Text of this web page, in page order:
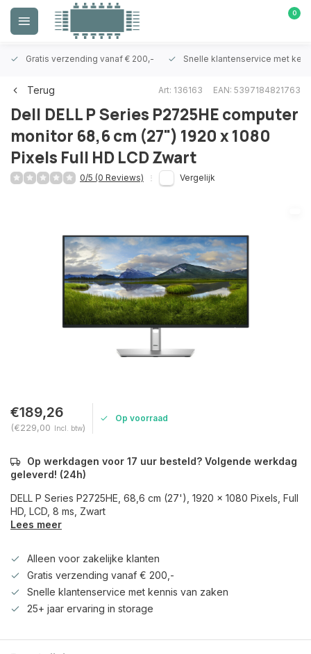
0
Gratis verzending vanaf € 200,- Snelle klantenservice met
Terug Art: 136163 EAN: 5397184821763
Dell DELL P Series P2725HE computer
monitor 68,6 cm (27") 1920 x 1080
Pixels Full HD LCD Zwart
0/5 (0 Reviews) Vergelijk
€189,26
(€229,00 Incl. btw)
Op voorraad
Op werkdagen voor 17 uur besteld? Volgende werkdag
geleverd! (24h)
DELL P Series P2725HE, 68,6 cm (27'), 1920 x 1080 Pixels, Full
HD, LCD, 8 ms, Zwart
Lees meer
Alleen voor zakelijke klanten
Gratis verzending vanaf € 200,-
Snelle klantenservice met kennis van zaken
25+ jaar ervaring in storage